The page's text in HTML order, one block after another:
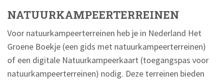
NATUURKAMPEERTERREINEN
Voor natuurkampeerterreinen heb je in Nederland Het
Groene Boekje (een gids met natuurkampeerterreinen)
of een digitale Natuurkampeerkaart (toegangspas voor
natuurkampeerterreinen) nodig. Deze terreinen bieden